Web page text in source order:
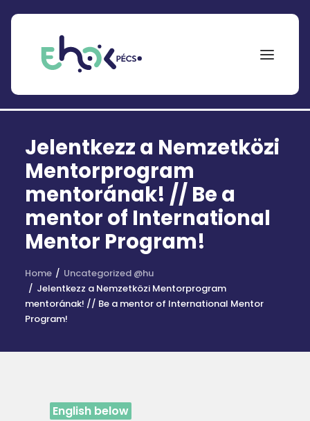
Search
for:
EHÖK
ÖSZTÖNDÍJAK
PÁLYÁZATOK
KOLLÉGIUMOK
HÍREK
Jelentkezz a Nemzetközi
Mentorprogram
mentorának! // Be a
mentor of International
Mentor Program!
Home
Uncategorized @hu
Jelentkezz a Nemzetközi Mentorprogram
mentorának! // Be a mentor of International Mentor
Program!
English below